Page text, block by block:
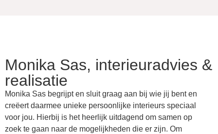
Monika Sas, interieuradvies &
realisatie
Monika Sas begrijpt en sluit graag aan bij wie jij bent en
creëert daarmee unieke persoonlijke interieurs speciaal
voor jou. Hierbij is het heerlijk uitdagend om samen op
zoek te gaan naar de mogelijkheden die er zijn. Om